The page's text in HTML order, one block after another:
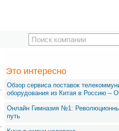
Это интересно
Обзор сервиса поставок
оборудования из Китая в Россию –
Онлайн Гимназия №1:
путь